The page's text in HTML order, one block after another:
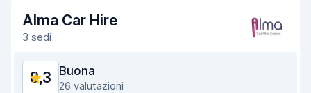
Rapidità della riconsegna
Condizioni dell'auto
Alma Car Hire
3 sedi
8,3 Buona
26 valutazioni